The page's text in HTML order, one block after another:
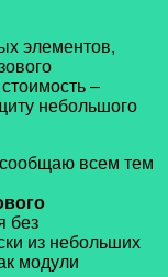
элементов,
–
небольшого
сообщаю всем тем
без
из небольших
модули